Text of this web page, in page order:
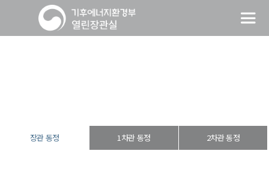
장관 동정 1차관 동정 2차관 동정